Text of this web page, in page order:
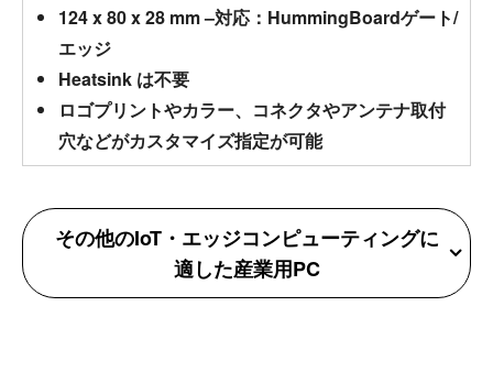
124 x 80 x 28 mm –対応：HummingBoardゲート/
エッジ
Heatsink は不要
ロゴプリントやカラー、コネクタやアンテナ取付
穴などがカスタマイズ指定が可能
その他のIoT・エッジコンピューティングに
適した産業用PC